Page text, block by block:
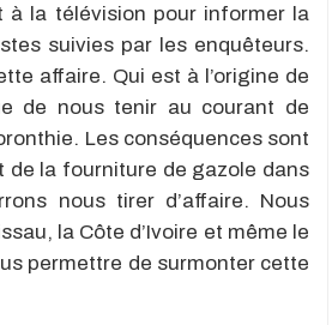
à la télévision pour informer la
suivies par les enquêteurs.
affaire. Qui est à l’origine de
de nous tenir au courant de
Les conséquences sont
de la fourniture de gazole dans
nous tirer d’affaire. Nous
la Côte d’Ivoire et même le
permettre de surmonter cette